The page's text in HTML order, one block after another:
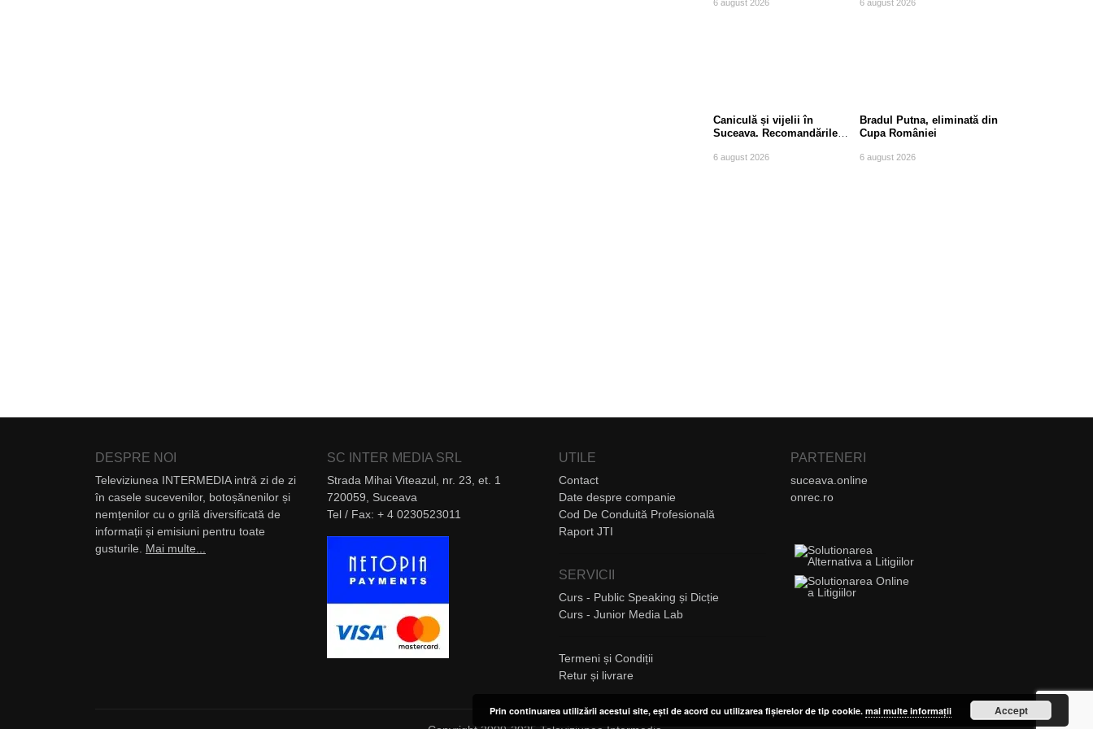
6 august 2026 6 august 2026
Caniculă și vijelii în
Suceava. Recomandările
6 august 2026
Bradul Putna, eliminată din
Cupa României
6 august 2026
DESPRE NOI
Televiziunea INTERMEDIA intră zi de zi
în casele sucevenilor, botoșănenilor și
nemțenilor cu o grilă diversificată de
informații și emisiuni pentru toate
gusturile. Mai multe...
SC INTER MEDIA SRL
Strada Mihai Viteazul, nr. 23, et. 1
720059, Suceava
Tel / Fax: + 4 0230523011
UTILE
Contact
Date despre companie
Cod De Conduită Profesională
Raport JTI
SERVICII
Curs - Public Speaking și Dicție
Curs - Junior Media Lab
Termeni și Condiții
Retur și livrare
PARTENERI
suceava.online
onrec.ro
Prin continuarea utilizării acestui site, ești de acord cu utilizarea fișierelor de tip cookie. mai multe informații Accept